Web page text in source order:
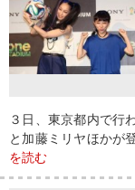
３日、東京都内で行
と加藤ミリヤほか
を読む